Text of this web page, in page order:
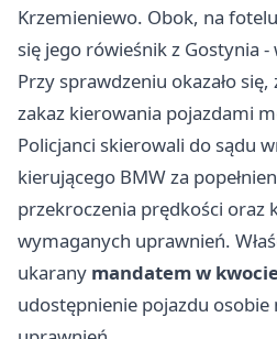
Krzemieniewo. Obok, na
się jego rówieśnik z Gostynia -
Przy sprawdzeniu okazało
zakaz kierowania pojazdami
Policjanci skierowali do sądu
kierującego BMW za
przekroczenia prędkości oraz
wymaganych uprawnień.
ukarany mandatem w
udostępnienie pojazdu osobie